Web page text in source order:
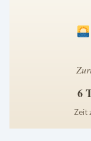
6
Zeit